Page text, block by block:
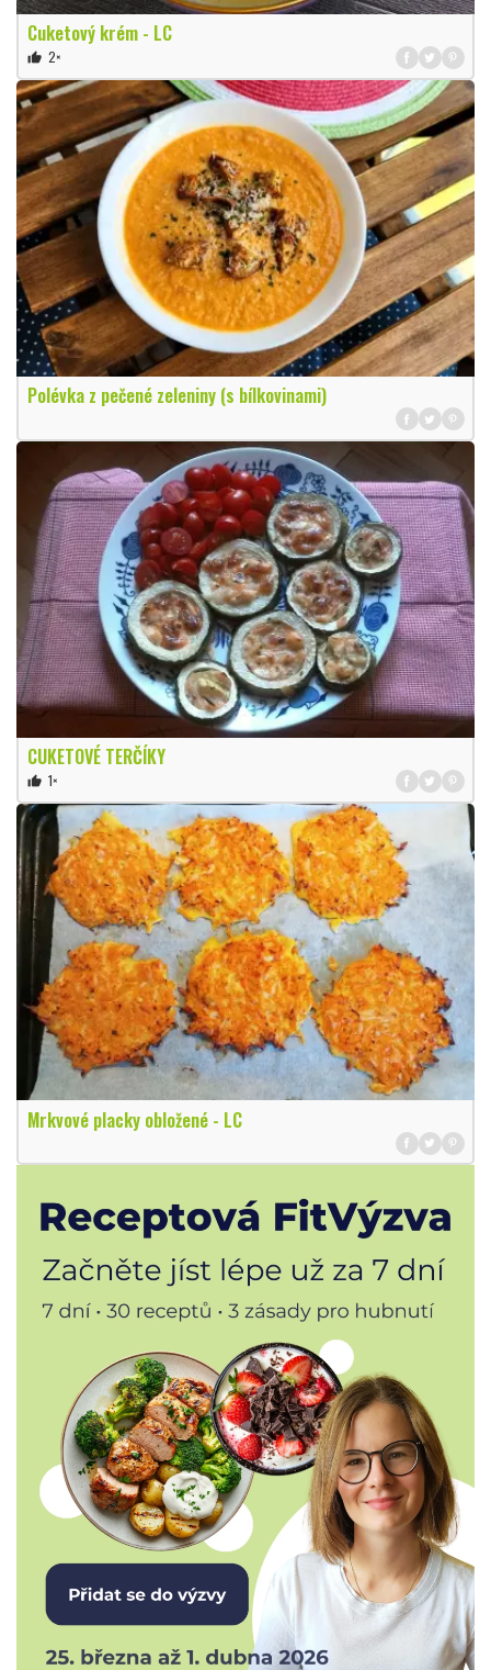
Cuketový krém - LC
thumb_up 2×
Polévka z pečené zeleniny (s bílkovinami)
CUKETOVÉ TERČÍKY
thumb_up 1×
Mrkvové placky obložené - LC